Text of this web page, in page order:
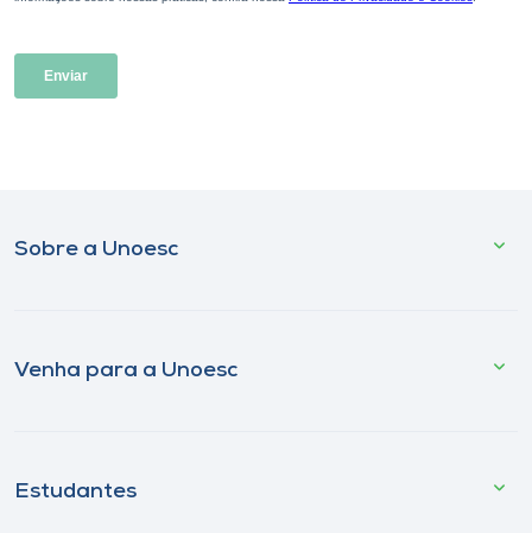
Sobre a Unoesc
Venha para a Unoesc
Estudantes